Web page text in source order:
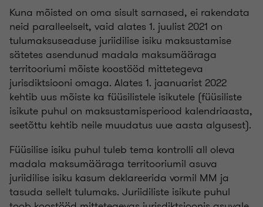
Kuna mõisted on oma sisult sarnased, ei rakendata
neid paralleelselt, vaid alates 1. juulist 2021 on
tulumaksuseaduse juriidilise isiku maksustamise
sätetes asendunud madala maksumääraga
territooriumi mõiste koostööd mittetegeva
jurisdiktsiooni omaga. Alates 1. jaanuarist 2022
kehtib uus mõiste ka füüsilistele isikutele (füüsiliste
isikute puhul on maksustamisperiood kalendriaasta,
seetõttu kehtib neile muudatus uue aasta algusest).
Füüsilise isiku puhul tuleb tema kontrolli all oleva
madala maksumääraga territooriumil asuva
juriidilise isiku kasum deklareerida vormil MM ja
tasuda sellelt tulumaks. Juriidiliste isikute puhul